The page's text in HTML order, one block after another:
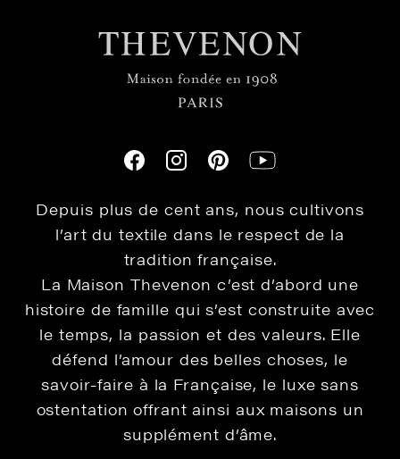
Depuis plus de cent ans, nous cultivons
l’art du textile dans le respect de la
tradition française.
La Maison Thevenon c’est d’abord une
histoire de famille qui s’est construite avec
le temps, la passion et des valeurs. Elle
défend l’amour des belles choses, le
savoir-faire à la Française, le luxe sans
ostentation offrant ainsi aux maisons un
supplément d’âme.